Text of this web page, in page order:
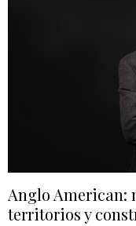
Anglo American:
territorios y